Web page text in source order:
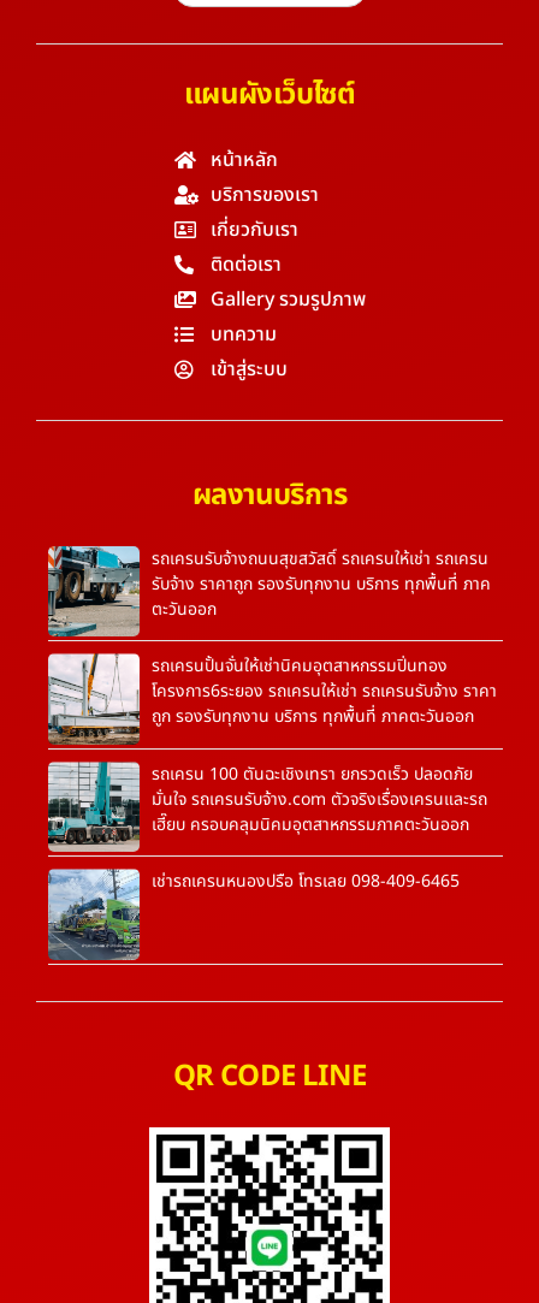
แผนผังเว็บไซต์
หน้าหลัก
บริการของเรา
เกี่ยวกับเรา
ติดต่อเรา
Gallery รวมรูปภาพ
บทความ
เข้าสู่ระบบ
ผลงานบริการ
รถเครนรับจ้างถนนสุขสวัสดิ์ รถเครนให้เช่า รถเครน
รับจ้าง ราคาถูก รองรับทุกงาน บริการ ทุกพื้นที่ ภาค
ตะวันออก
รถเครนปั้นจั่นให้เช่านิคมอุตสาหกรรมปิ่นทอง
โครงการ6ระยอง รถเครนให้เช่า รถเครนรับจ้าง ราคา
ถูก รองรับทุกงาน บริการ ทุกพื้นที่ ภาคตะวันออก
รถเครน 100 ตันฉะเชิงเทรา ยกรวดเร็ว ปลอดภัย
มั่นใจ รถเครนรับจ้าง.com ตัวจริงเรื่องเครนและรถ
เฮี๊ยบ ครอบคลุมนิคมอุตสาหกรรมภาคตะวันออก
เช่ารถเครนหนองปรือ โทรเลย 098-409-6465
QR CODE LINE